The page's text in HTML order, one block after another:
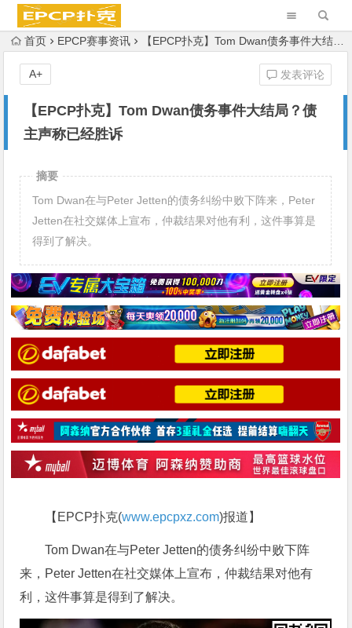
首页 EPCP赛事资讯 【EPCP扑克】Tom Dwan债务事件大结局？债主声称已经胜诉
【EPCP扑克】Tom Dwan债务事件大结局？债
主声称已经胜诉
发表评论
A+
摘要
Tom Dwan在与Peter Jetten的债务纠纷中败下阵来，Peter
Jetten在社交媒体上宣布，仲裁结果对他有利，这件事算是
得到了解决。
【EPCP扑克(www.epcpxz.com)报道】
Tom Dwan在与Peter Jetten的债务纠纷中败下阵
来，Peter Jetten在社交媒体上宣布，仲裁结果对他有
利，这件事算是得到了解决。